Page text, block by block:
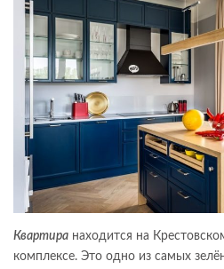
Квартира находится на
комплексе. Это одно из самых